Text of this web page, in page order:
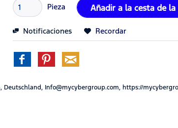
Pieza Añadir a la cesta de
Notificaciones Recordar
Info@mycybergroup.com, https://